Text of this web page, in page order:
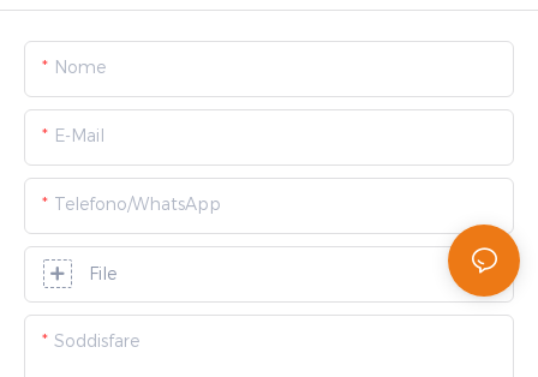
Nome
E-Mail
Telefono/WhatsApp
File
Soddisfare